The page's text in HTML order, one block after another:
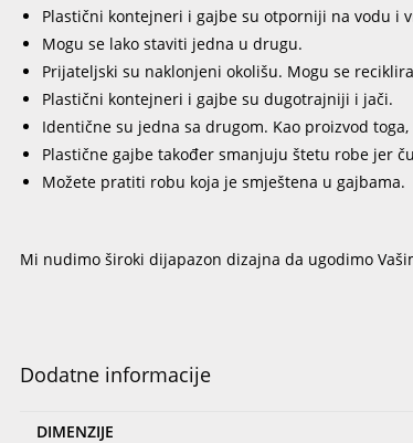
Plastični kontejneri i gajbe su otporniji na vodu i
Mogu se lako staviti jedna u drugu.
Prijateljski su naklonjeni okolišu. Mogu se
Plastični kontejneri i gajbe su dugotrajniji i jači.
Identične su jedna sa drugom. Kao proizvod
Plastične gajbe također smanjuju štetu robe jer
Možete pratiti robu koja je smještena u gajbama.
Mi nudimo široki dijapazon dizajna da ugodimo
Dodatne informacije
DIMENZIJE